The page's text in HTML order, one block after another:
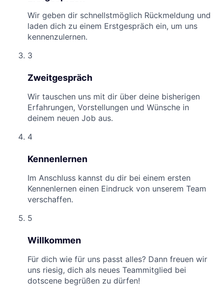
Wir geben dir schnellstmöglich Rückmeldung und
laden dich zu einem Erstgespräch ein, um uns
kennenzulernen.
3
Zweitgespräch
Wir tauschen uns mit dir über deine bisherigen
Erfahrungen, Vorstellungen und Wünsche in
deinem neuen Job aus.
4
Kennenlernen
Im Anschluss kannst du dir bei einem ersten
Kennenlernen einen Eindruck von unserem Team
verschaffen.
5
Willkommen
Für dich wie für uns passt alles? Dann freuen wir
uns riesig, dich als neues Teammitglied bei
dotscene begrüßen zu dürfen!